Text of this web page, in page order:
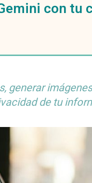
con tu
generar
de tu